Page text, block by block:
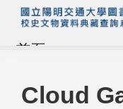
首頁
藏品查詢
Cloud